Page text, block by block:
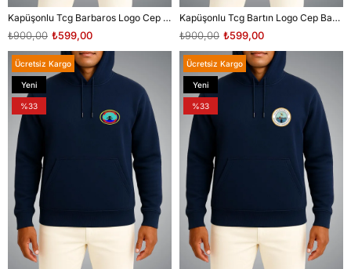
Kapüşonlu Tcg Barbaros Logo Cep Baskılı Unisex Sweatshirt
₺599,00
₺900,00
Kapüşonlu Tcg Bartın Logo Cep Baskılı Unisex Sweatshirt
₺599,00
₺900,00
Ücretsiz Kargo
Yeni
Ürün
%33
Ücretsiz Kargo
Yeni
Ürün
%33